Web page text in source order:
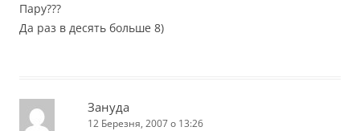
Пару???
Да раз в десять больше 8)
Зануда
12 Березня, 2007 о 13:26